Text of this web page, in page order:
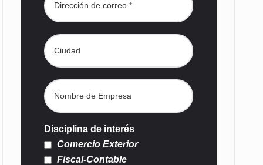
Disciplina de interés
Comercio Exterior
Fiscal-Contable